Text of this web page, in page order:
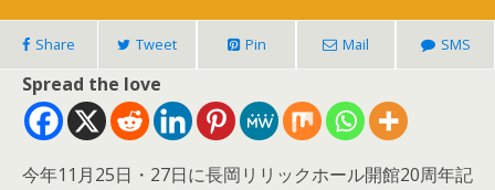
Share Tweet Pin Mail SMS
Spread the love
今年11月25日・27日に長岡リリックホール開館20周年記